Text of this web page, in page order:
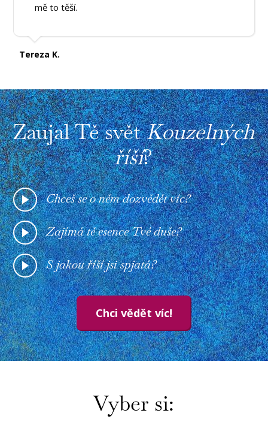
mě to těší.
Tereza K.
Zaujal Tě světKouzelných
říší?
Chceš se o něm dozvědět víc?
Zajímá tě esence Tvé duše?
S jakou říší jsi spjatá?
Chci vědět víc!
Vyber si: